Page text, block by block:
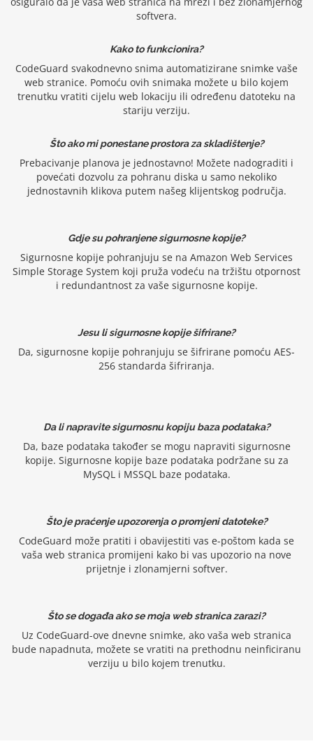
softvera.
Kako to funkcionira?
CodeGuard svakodnevno snima automatizirane snimke vaše
web stranice. Pomoću ovih snimaka možete u bilo kojem
trenutku vratiti cijelu web lokaciju ili određenu datoteku na
stariju verziju.
Što ako mi ponestane prostora za skladištenje?
Prebacivanje planova je jednostavno! Možete nadograditi i
povećati dozvolu za pohranu diska u samo nekoliko
jednostavnih klikova putem našeg klijentskog područja.
Gdje su pohranjene sigurnosne kopije?
Sigurnosne kopije pohranjuju se na Amazon Web Services
Simple Storage System koji pruža vodeću na tržištu otpornost
i redundantnost za vaše sigurnosne kopije.
Jesu li sigurnosne kopije šifrirane?
Da, sigurnosne kopije pohranjuju se šifrirane pomoću AES-
256 standarda šifriranja.
Da li napravite sigurnosnu kopiju baza podataka?
Da, baze podataka također se mogu napraviti sigurnosne
kopije. Sigurnosne kopije baze podataka podržane su za
MySQL i MSSQL baze podataka.
Što je praćenje upozorenja o promjeni datoteke?
CodeGuard može pratiti i obavijestiti vas e-poštom kada se
vaša web stranica promijeni kako bi vas upozorio na nove
prijetnje i zlonamjerni softver.
Što se događa ako se moja web stranica zarazi?
Uz CodeGuard-ove dnevne snimke, ako vaša web stranica
bude napadnuta, možete se vratiti na prethodnu neinficiranu
verziju u bilo kojem trenutku.